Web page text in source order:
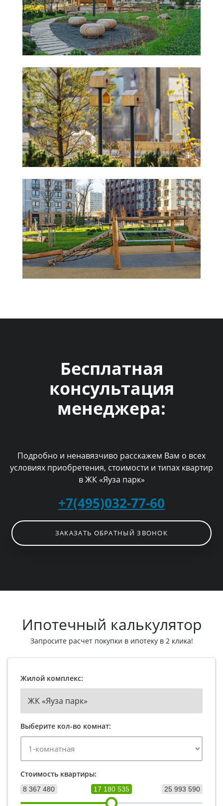
Бесплатная
консультация
менеджера:
Подробно и ненавязчиво расскажем Вам о всех
условиях приобретения, стоимости и типах квартир
в ЖК «Яуза парк»
+7(495)032-77-60
ЗАКАЗАТЬ ОБРАТНЫЙ ЗВОНОК
Ипотечный калькулятор
Запросите расчет покупки в ипотеку в 2 клика!
Жилой комплекс:
ЖК «Яуза парк»
Выберите кол-во комнат:
Стоимость квартиры:
8 367 480 25 993 590
17 180 535